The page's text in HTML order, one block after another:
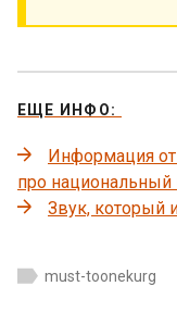
ЕЩЕ ИНФО:
Информация
про национальный
Звук, который
must-toonekurg